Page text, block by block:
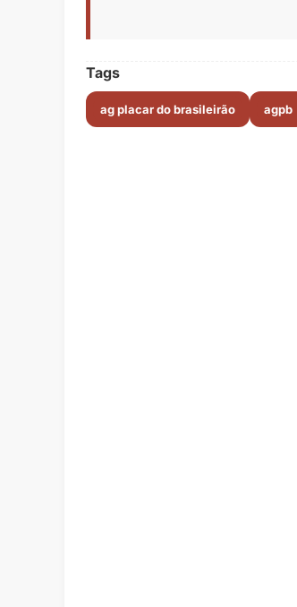
Tags
ag placar do brasileirão agpb